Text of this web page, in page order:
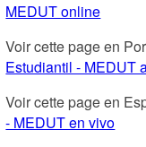
MEDUT online
Voir cette page en
Estudiantil - MEDUT
Voir cette page en
- MEDUT en vivo